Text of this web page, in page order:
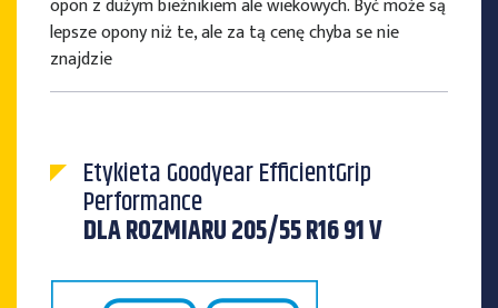
opon z dużym bieżnikiem ale wiekowych. Być może są
lepsze opony niż te, ale za tą cenę chyba se nie
znajdzie
Etykieta Goodyear EfficientGrip
Performance
DLA ROZMIARU 205/55 R16 91 V